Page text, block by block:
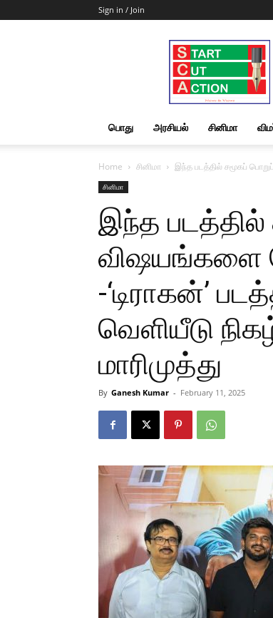
Sign in / Join
Start
Cut
Action
|
News
&
பொது அரசியல் சினிமா
Home சினிமா இந்த படத்தில் சமூகப்
சினிமா
இந்த படத்தில்
விஷயங்களை
-‘டிராகன்’
வெளியீடு
மாரிமுத்து
By Ganesh Kumar - February 11, 2025